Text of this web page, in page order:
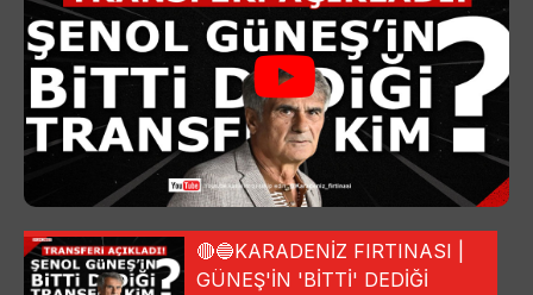
🔴🔵KARADENİZ FIRTINASI |
GÜNEŞ'İN 'BİTTİ' DEDİĞİ